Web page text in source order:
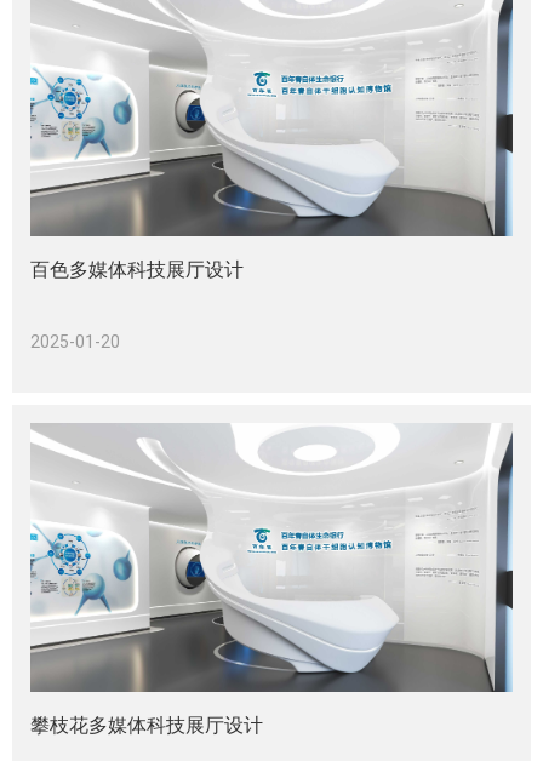
百色多媒体科技展厅设计
2025-01-20
攀枝花多媒体科技展厅设计